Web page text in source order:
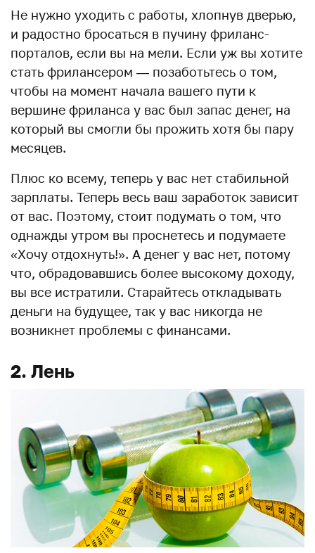
Не нужно уходить с работы, хлопнув дверью,
и радостно бросаться в пучину фриланс-
порталов, если вы на мели. Если уж вы хотите
стать фрилансером — позаботьтесь о том,
чтобы на момент начала вашего пути к
вершине фриланса у вас был запас денег, на
который вы смогли бы прожить хотя бы пару
месяцев.
Плюс ко всему, теперь у вас нет стабильной
зарплаты. Теперь весь ваш заработок зависит
от вас. Поэтому, стоит подумать о том, что
однажды утром вы проснетесь и подумаете
«Хочу отдохнуть!». А денег у вас нет, потому
что, обрадовавшись более высокому доходу,
вы все истратили. Старайтесь откладывать
деньги на будущее, так у вас никогда не
возникнет проблемы с финансами.
2. Лень